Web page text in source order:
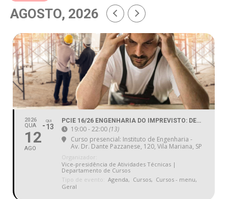
AGOSTO, 2026
2026
QUA
12
AGO
QUI
13
PCIE 16/26 ENGENHARIA DO IMPREVISTO: DECISÃO RÁPIDA EM OBRAS
19:00 - 22:00(13)
Curso presencial: Instituto de Engenharia -
Av. Dr. Dante Pazzanese, 120, Vila Mariana, SP
Organizador:
Vice-presidência de Atividades Técnicas |
Departamento de Cursos
Tipo de evento:
Agenda, Cursos, Cursos - menu,
Geral